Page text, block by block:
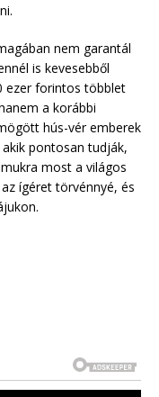
nem garantál
is kevesebből
ezer forintos többlet
a korábbi
hús-vér emberek
pontosan tudják,
most a világos
ígéret törvénnyé, és